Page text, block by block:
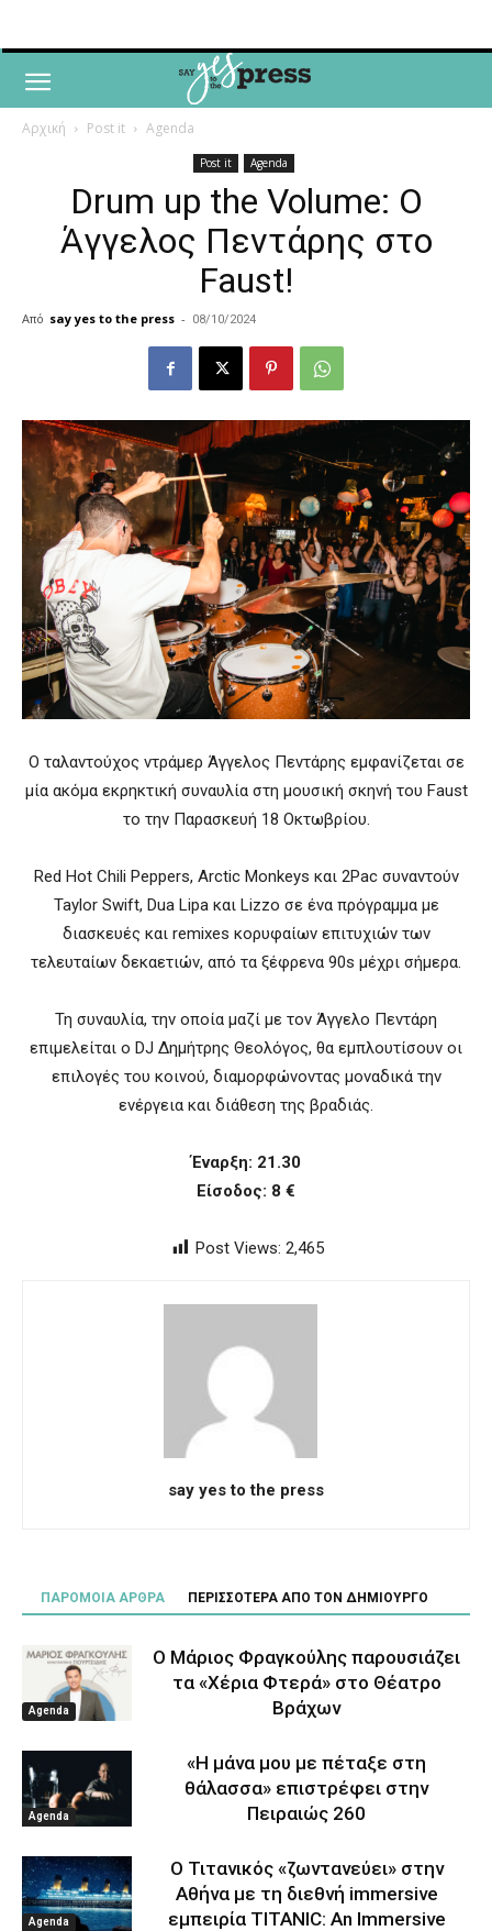
Αρχική Post it Agenda
Post it Agenda
Drum up the Volume: Ο
Άγγελος Πεντάρης στο
Faust!
Από say yes to the press - 08/10/2024
Ο ταλαντούχος ντράμερ Άγγελος Πεντάρης εμφανίζεται σε
μία ακόμα εκρηκτική συναυλία στη μουσική σκηνή του Faust
το την Παρασκευή 18 Οκτωβρίου.
Red Hot Chili Peppers, Arctic Monkeys και 2Pac συναντούν
Taylor Swift, Dua Lipa και Lizzo σε ένα πρόγραμμα με
διασκευές και remixes κορυφαίων επιτυχιών των
τελευταίων δεκαετιών, από τα ξέφρενα 90s μέχρι σήμερα.
Τη συναυλία, την οποία μαζί με τον Άγγελο Πεντάρη
επιμελείται ο DJ Δημήτρης Θεολόγος, θα εμπλουτίσουν οι
επιλογές του κοινού, διαμορφώνοντας μοναδικά την
ενέργεια και διάθεση της βραδιάς.
Έναρξη: 21.30
Είσοδος: 8 €
Post Views: 2,465
say yes to the press
ΠΑΡΟΜΟΙΑ ΑΡΘΡΑ ΠΕΡΙΣΣΟΤΕΡΑ ΑΠΟ ΤΟΝ ΔΗΜΙΟΥΡΓΟ
Agenda
Ο Μάριος Φραγκούλης παρουσιάζει
τα «Χέρια Φτερά» στο Θέατρο
Βράχων
Agenda
«Η μάνα μου με πέταξε στη
θάλασσα» επιστρέφει στην
Πειραιώς 260
Agenda
Ο Τιτανικός «ζωντανεύει» στην
Αθήνα με τη διεθνή immersive
εμπειρία TITANIC: An Immersive